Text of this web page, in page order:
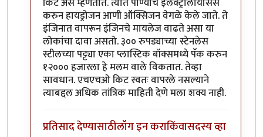
करुन हायड्रोजन आणी ऑक्सिजन वेगळे केले जाते. ते
इंजिनात वापरून इंजिनचे मायलेज वाढते असा या
लोकांचा दावा असतो. ३०० रुपड्याच्या स्टेनलेस
स्टीलच्या पट्ट्या एका प्लास्टिक बॉक्समध्ये पॅक करुन
१२००० हजारला हे मलम वाले विकतात. तेव्हा
सावधान. एचएचओ किट स्वतः वापरले नसल्याने
त्याबद्दल अधिक तांत्रिक माहिती देणे मला शक्य नाही.
प्रतिसाद देण्यासाठीलॉग इन कराकिंवासदस्य व्हा